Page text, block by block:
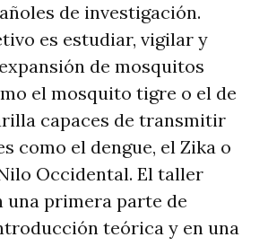
de investigación.
es estudiar, vigilar y
de mosquitos
el mosquito tigre o el de
capaces de transmitir
como el dengue, el Zika o
Occidental. El taller
una primera parte de
teórica y en una